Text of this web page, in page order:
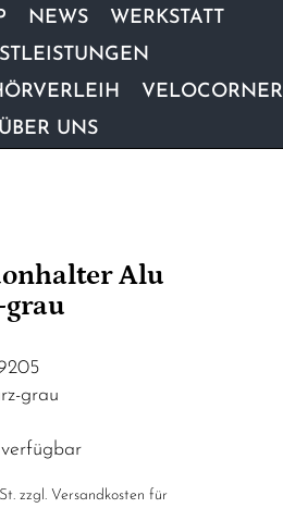
NEWS
WERKSTATT
VELOCORNER
ÜBER UNS
Alu
grau
grau
zzgl. Versandkosten für